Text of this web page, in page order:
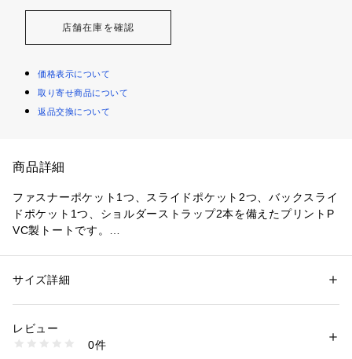
店舗在庫を確認
価格表示について
取り寄せ商品について
返品交換について
商品詳細
ファスナーポケット1つ、スライドポケット2つ、バックスライ
ドポケット1つ、ショルダーストラップ2本を備えたプリントP
VC製トートです。
内側のディテール：ファスナーポケット x 1、スライドポケッ
クロージャー：ファスナー
性別：レディース
素材：表地：プリントPVC　裏地：100% REPREVER リサイクルポリエ
1096400000974
サイズ詳細
レビュー
0件